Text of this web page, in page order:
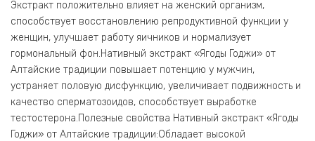
Экстракт положительно влияет на женский организм,
способствует восстановлению репродуктивной функции у
женщин, улучшает работу яичников и нормализует
гормональный фон.Нативный экстракт «Ягоды Годжи» от
Алтайские традиции повышает потенцию у мужчин,
устраняет половую дисфункцию, увеличивает подвижность и
качество сперматозоидов, способствует выработке
тестостерона.Полезные свойства Нативный экстракт «Ягоды
Годжи» от Алтайские традиции:Обладает высокой